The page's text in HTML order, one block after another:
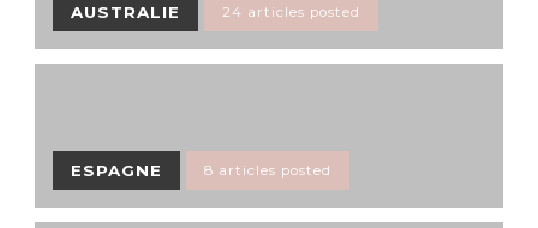
AUSTRALIE 24 articles posted
ESPAGNE 8 articles posted